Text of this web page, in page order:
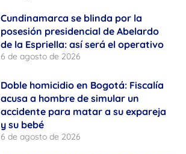
Cundinamarca se blinda por la
posesión presidencial de Abelardo
de la Espriella: así será el operativo
6 de agosto de 2026
Doble homicidio en Bogotá: Fiscalía
acusa a hombre de simular un
accidente para matar a su expareja
y su bebé
6 de agosto de 2026